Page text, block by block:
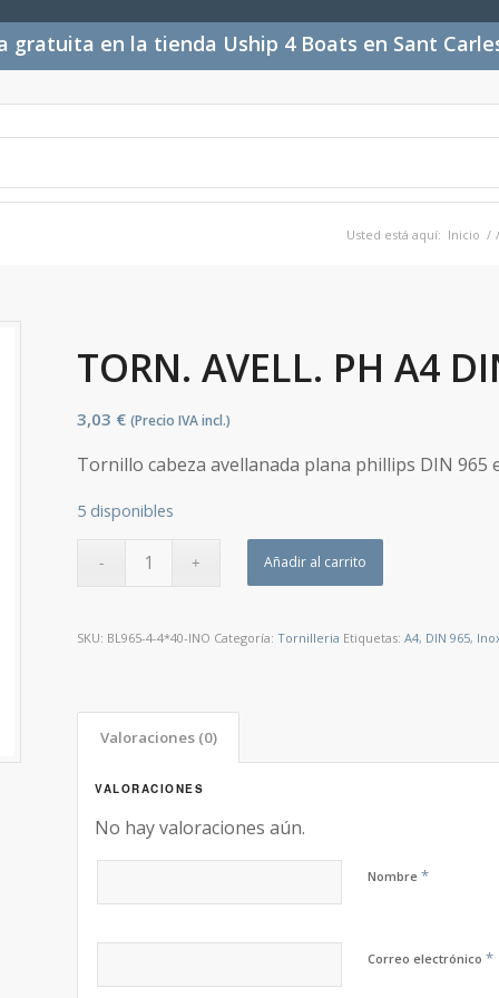
gratuita en la tienda Uship 4 Boats en Sant
Usted está aquí: Inicio / /
TORN. AVELL. PH A4
3,03 € (Precio IVA incl.)
Tornillo cabeza avellanada plana phillips DIN 965
5 disponibles
Añadir al carrito
SKU: BL965-4-4*40-INO Categoría:Tornilleria Etiquetas:A4, DIN 965,
Valoraciones (0)
VALORACIONES
No hay valoraciones aún.
Nombre*
Correo electrónico*